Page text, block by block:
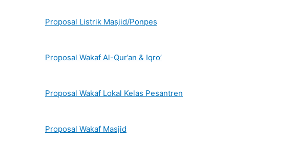
Proposal Listrik Masjid/Ponpes
Proposal Wakaf Al-Qur’an & Iqro’
Proposal Wakaf Lokal Kelas Pesantren
Proposal Wakaf Masjid